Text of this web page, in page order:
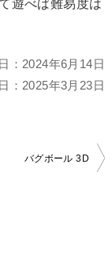
遊べば難易度は
： 2024年6月14日
： 2025年3月23日
バグボール 3D